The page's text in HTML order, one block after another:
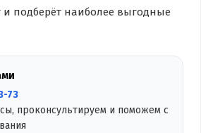
и подберёт наиболее выгодные
73
проконсультируем и поможем с